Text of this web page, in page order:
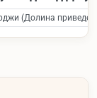
(Долина